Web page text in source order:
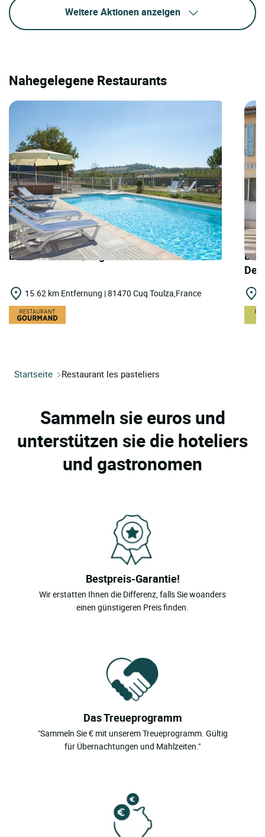
Weitere Aktionen anzeigen
Nahegelegene Restaurants
LOGIS HOTELS | Logis Hôtel la Bombardière
15.62 km Entfernung | 81470 Cuq Toulza,France
Startseite Restaurant les pasteliers
Sammeln sie euros und
unterstützen sie die hoteliers
und gastronomen
Bestpreis-Garantie!
Wir erstatten Ihnen die Differenz, falls Sie woanders
einen günstigeren Preis finden.
Das Treueprogramm
"Sammeln Sie € mit unserem Treueprogramm. Gültig
für Übernachtungen und Mahlzeiten."